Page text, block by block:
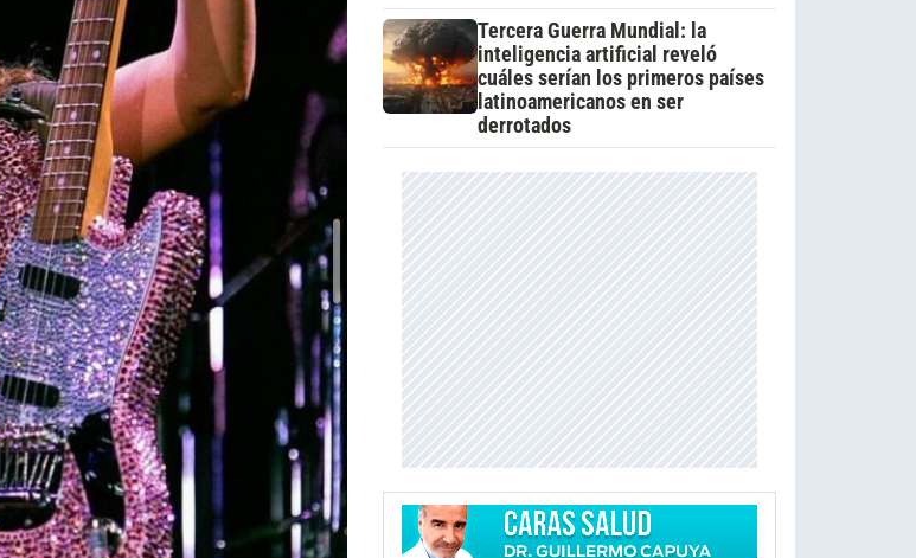
Tercera Guerra Mundial: la
inteligencia artificial reveló
cuáles serían los primeros países
latinoamericanos en ser
derrotados